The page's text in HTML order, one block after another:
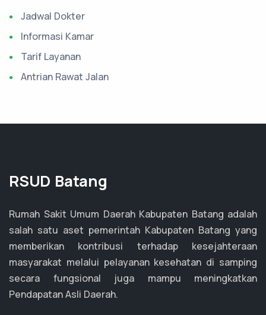
Jadwal Dokter
Informasi Kamar
Tarif Layanan
Antrian Rawat Jalan
RSUD Batang
Rumah Sakit Umum Daerah Kabupaten Batang adalah
salah satu aset pemerintah Kabupaten Batang yang
memberikan kontribusi terhadap kesejahteraan
masyarakat melalui pelayanan kesehatan di samping
secara fungsional juga mampu meningkatkan
Pendapatan Asli Daerah.